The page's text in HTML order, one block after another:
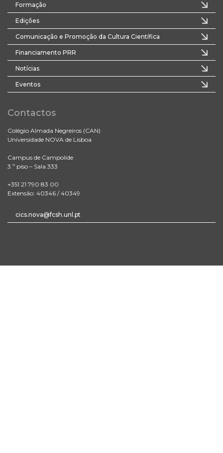
Formação
Edições
Comunicação e Promoção da Cultura Científica
Financiamento PRR
Notícias
Eventos
Contactos
Colégio Almada Negreiros (CAN)
Universidade NOVA de Lisboa
Campus de Campolide
3.º piso – Sala 333
+351 21 790 83 00
Extensão: 40346 / 40349
cics.nova@fcsh.unl.pt